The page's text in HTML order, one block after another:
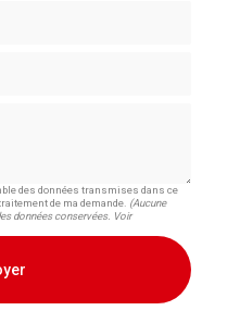
des données transmises dans ce
de ma demande. (Aucune
données conservées. Voir